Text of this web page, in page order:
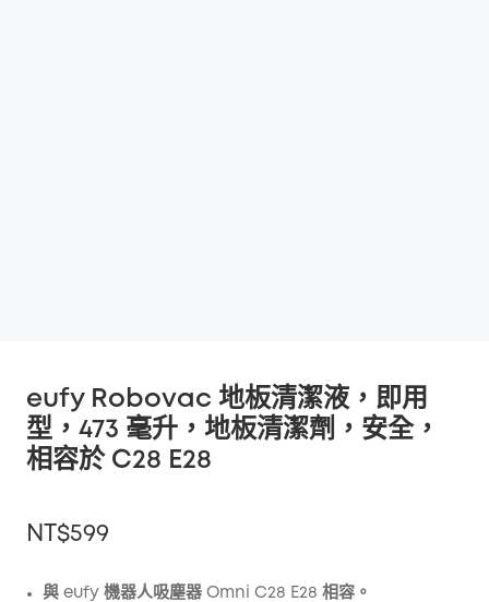
eufy Robovac 地板清潔液，即用
型，473 毫升，地板清潔劑，安全，
相容於 C28 E28
NT$599
與 eufy 機器人吸塵器 Omni C28 E28 相容。